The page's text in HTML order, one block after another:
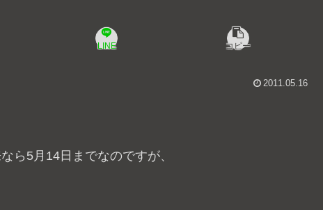
LINE コピー
2011.05.16
ら5月14日までなのですが、